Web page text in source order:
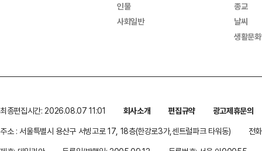
인물
사회일반
종교
날씨
생활문
최종편집시간: 2026.08.07 11:01 회사소개 편집규약
광고제휴문의
주소 : 서울특별시 용산구 서빙고로 17, 18층(한강로3가,센트럴파크 타워동)
전